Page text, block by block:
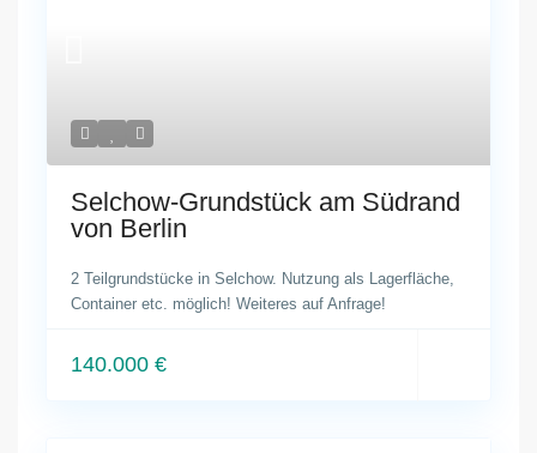
Selchow-Grundstück am Südrand
von Berlin
2 Teilgrundstücke in Selchow. Nutzung als Lagerfläche,
Container etc. möglich! Weiteres auf Anfrage!
140.000 €